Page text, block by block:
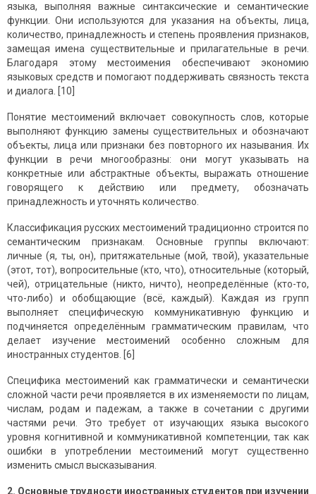
языка, выполняя важные синтаксические и семантические
функции. Они используются для указания на объекты, лица,
количество, принадлежность и степень проявления признаков,
замещая имена существительные и прилагательные в речи.
Благодаря этому местоимения обеспечивают экономию
языковых средств и помогают поддерживать связность текста
и диалога. [10]
Понятие местоимений включает совокупность слов, которые
выполняют функцию замены существительных и обозначают
объекты, лица или признаки без повторного их называния. Их
функции в речи многообразны: они могут указывать на
конкретные или абстрактные объекты, выражать отношение
говорящего к действию или предмету, обозначать
принадлежность и уточнять количество.
Классификация русских местоимений традиционно строится по
семантическим признакам. Основные группы включают:
личные (я, ты, он), притяжательные (мой, твой), указательные
(этот, тот), вопросительные (кто, что), относительные (который,
чей), отрицательные (никто, ничто), неопределённые (кто-то,
что-либо) и обобщающие (всё, каждый). Каждая из групп
выполняет специфическую коммуникативную функцию и
подчиняется определённым грамматическим правилам, что
делает изучение местоимений особенно сложным для
иностранных студентов. [6]
Специфика местоимений как грамматически и семантически
сложной части речи проявляется в их изменяемости по лицам,
числам, родам и падежам, а также в сочетании с другими
частями речи. Это требует от изучающих языка высокого
уровня когнитивной и коммуникативной компетенции, так как
ошибки в употреблении местоимений могут существенно
изменить смысл высказывания.
2. Основные трудности иностранных студентов при изучении